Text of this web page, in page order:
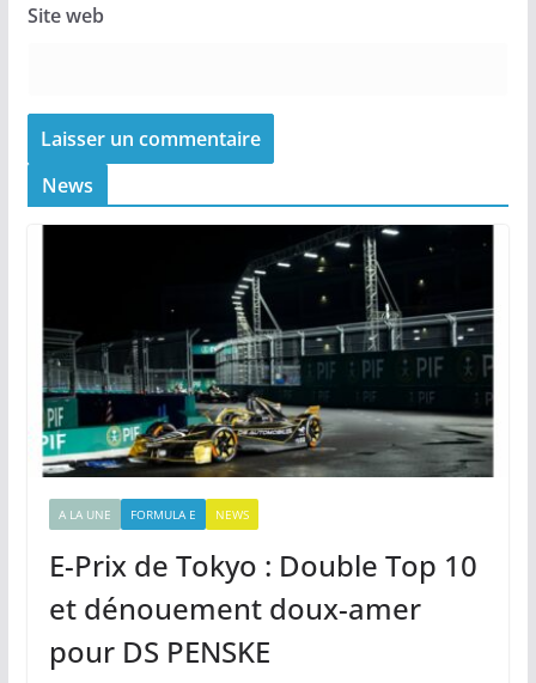
Site web
News
A LA UNE FORMULA E NEWS
E-Prix de Tokyo : Double Top 10
et dénouement doux-amer
pour DS PENSKE